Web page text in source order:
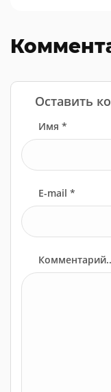
Оставить
Имя *
E-mail *